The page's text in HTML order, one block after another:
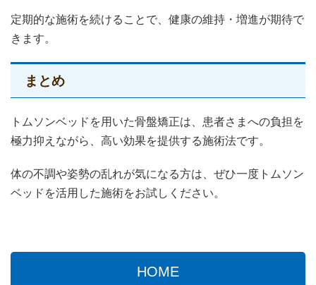
定期的な施術を続けることで、健康の維持・増進が期待で
きます。
まとめ
トムソンベッドを用いた骨盤矯正は、患者さまへの負担を
極力抑えながら、高い効果を提供する施術法です。
体の不調や姿勢の乱れが気になる方は、ぜひ一度トムソン
ベッドを活用した施術をお試しください。
HOME